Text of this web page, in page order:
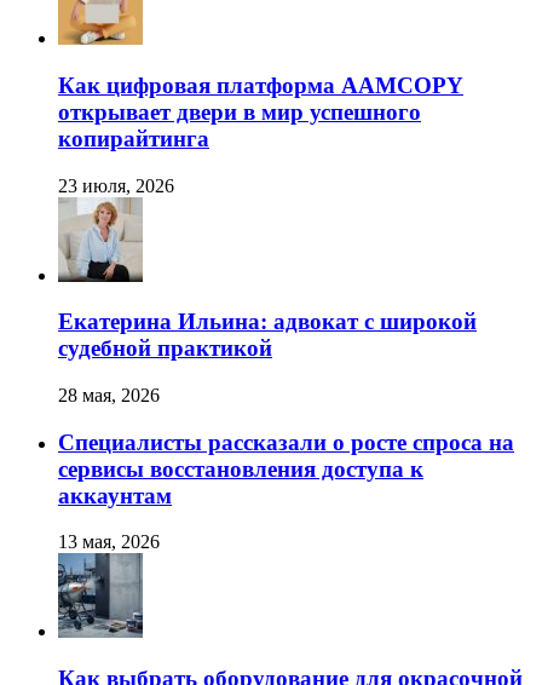
Как цифровая платформа AAMCOPY
открывает двери в мир успешного
копирайтинга
23 июля, 2026
Екатерина Ильина: адвокат с широкой
судебной практикой
28 мая, 2026
Специалисты рассказали о росте спроса на
сервисы восстановления доступа к
аккаунтам
13 мая, 2026
Как выбрать оборудование для окрасочной